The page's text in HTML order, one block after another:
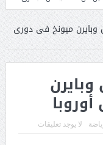
وبايرن ميونخ فى دورى
لا يوجد تعليقات